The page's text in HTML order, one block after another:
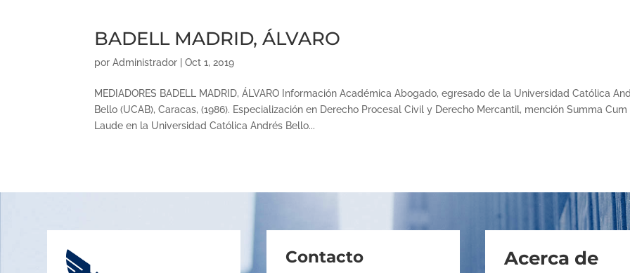
BADELL MADRID, ÁLVARO
porAdministrador |Oct 1, 2019
MEDIADORES BADELL MADRID, ÁLVARO Información Académica Abogado, egresado de la Universidad Católica
Bello (UCAB), Caracas, (1986). Especialización en Derecho Procesal Civil y Derecho Mercantil, mención Summa Cum
Laude en la Universidad Católica Andrés Bello...
Contacto Acerca de